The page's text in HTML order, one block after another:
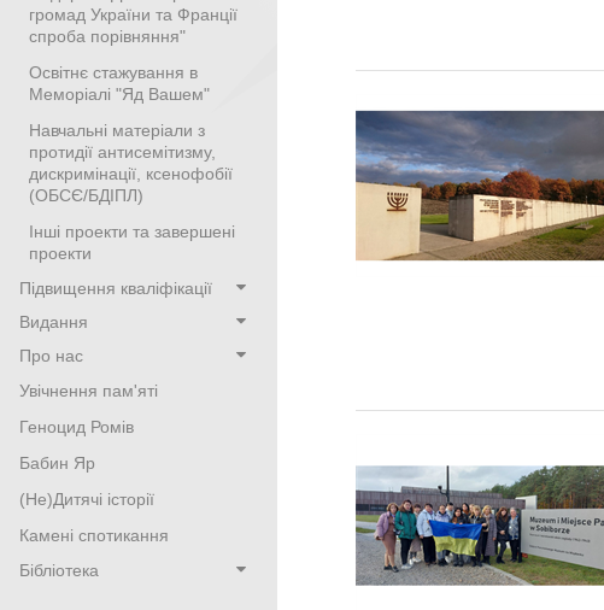
громад України та Франції
спроба порівняння"
Освітнє стажування в
Меморіалі "Яд Вашем"
Навчальні матеріали з
протидії антисемітизму,
дискримінації, ксенофобії
(ОБСЄ/БДІПЛ)
Інші проекти та завершені
проекти
Підвищення кваліфікації
Видання
Про нас
Увічнення пам'яті
Геноцид Ромів
Бабин Яр
(Не)Дитячі історії
Камені спотикання
Бібліотека